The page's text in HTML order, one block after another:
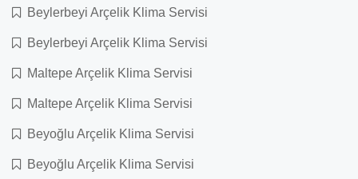
Beylerbeyi Arçelik Klima Servisi
Beylerbeyi Arçelik Klima Servisi
Maltepe Arçelik Klima Servisi
Maltepe Arçelik Klima Servisi
Beyoğlu Arçelik Klima Servisi
Beyoğlu Arçelik Klima Servisi